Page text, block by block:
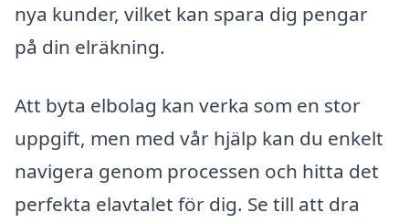
nya kunder, vilket kan spara dig pengar
på din elräkning.
Att byta elbolag kan verka som en stor
uppgift, men med vår hjälp kan du enkelt
navigera genom processen och hitta det
perfekta elavtalet för dig. Se till att dra